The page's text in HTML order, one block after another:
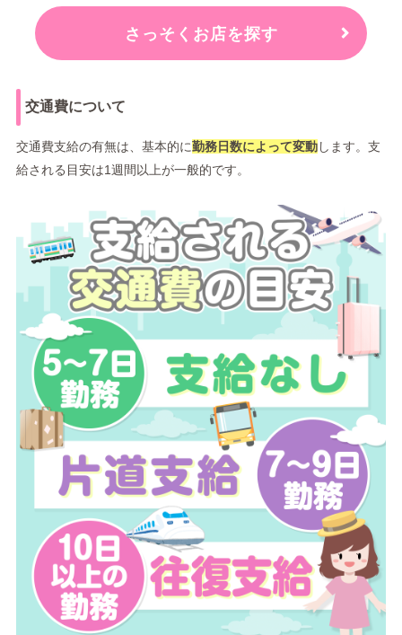
さっそくお店を探す
交通費について
交通費支給の有無は、基本的に勤務日数によって変動します。支
給される目安は1週間以上が一般的です。